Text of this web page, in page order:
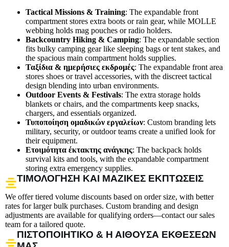
Tactical Missions & Training: The expandable front
compartment stores extra boots or rain gear, while MOLLE
webbing holds mag pouches or radio holders.
Backcountry Hiking & Camping: The expandable section
fits bulky camping gear like sleeping bags or tent stakes, and
the spacious main compartment holds supplies.
Ταξίδια & ημερήσιες εκδρομές: The expandable front area
stores shoes or travel accessories, with the discreet tactical
design blending into urban environments.
Outdoor Events & Festivals: The extra storage holds
blankets or chairs, and the compartments keep snacks,
chargers, and essentials organized.
Τυποποίηση ομαδικών εργαλείων: Custom branding lets
military, security, or outdoor teams create a unified look for
their equipment.
Ετοιμότητα έκτακτης ανάγκης: The backpack holds
survival kits and tools, with the expandable compartment
storing extra emergency supplies.
ΤΙΜΟΛΌΓΗΣΗ ΚΑΙ ΜΑΖΙΚΈΣ ΕΚΠΤΏΣΕΙΣ
We offer tiered volume discounts based on order size, with better
rates for larger bulk purchases. Custom branding and design
adjustments are available for qualifying orders—contact our sales
team for a tailored quote.
ΠΙΣΤΟΠΟΙΗΤΙΚΌ & Η ΑΊΘΟΥΣΑ ΕΚΘΈΣΕΏΝ